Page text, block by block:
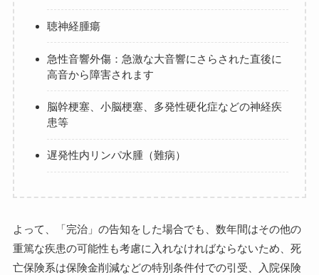
聴神経腫瘍
急性音響外傷：急激な大音響にさらされた直後に
高音から障害されます
脳幹梗塞、小脳梗塞、多発性硬化症などの神経疾
患等
遅発性内リンパ水腫（難病）
よって、「完治」の告知をした場合でも、数年間はその他の
重篤な疾患の可能性も考慮に入れなければならないため、死
亡保険系は保険金削減などの特別条件付での引受、入院保険